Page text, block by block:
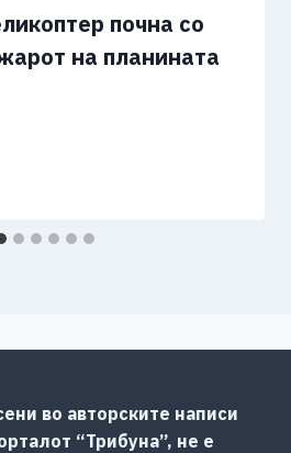
почна со
на планината
во авторските написи
“Трибуна”, не е